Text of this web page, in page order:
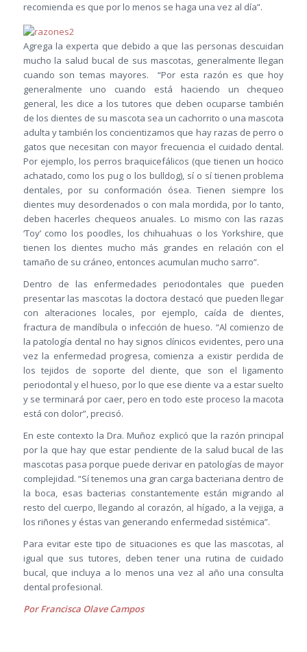
recomienda es que por lo menos se haga una vez al día”.
Agrega la experta que debido a que las personas descuidan
mucho la salud bucal de sus mascotas, generalmente llegan
cuando son temas mayores. “Por esta razón es que hoy
generalmente uno cuando está haciendo un chequeo
general, les dice a los tutores que deben ocuparse también
de los dientes de su mascota sea un cachorrito o una mascota
adulta y también los concientizamos que hay razas de perro o
gatos que necesitan con mayor frecuencia el cuidado dental.
Por ejemplo, los perros braquicefálicos (que tienen un hocico
achatado, como los pug o los bulldog), sí o sí tienen problema
dentales, por su conformación ósea. Tienen siempre los
dientes muy desordenados o con mala mordida, por lo tanto,
deben hacerles chequeos anuales. Lo mismo con las razas
‘Toy’ como los poodles, los chihuahuas o los Yorkshire, que
tienen los dientes mucho más grandes en relación con el
tamaño de su cráneo, entonces acumulan mucho sarro”.
Dentro de las enfermedades periodontales que pueden
presentar las mascotas la doctora destacó que pueden llegar
con alteraciones locales, por ejemplo, caída de dientes,
fractura de mandíbula o infección de hueso. “Al comienzo de
la patología dental no hay signos clínicos evidentes, pero una
vez la enfermedad progresa, comienza a existir perdida de
los tejidos de soporte del diente, que son el ligamento
periodontal y el hueso, por lo que ese diente va a estar suelto
y se terminará por caer, pero en todo este proceso la macota
está con dolor”, precisó.
En este contexto la Dra. Muñoz explicó que la razón principal
por la que hay que estar pendiente de la salud bucal de las
mascotas pasa porque puede derivar en patologías de mayor
complejidad. “Sí tenemos una gran carga bacteriana dentro de
la boca, esas bacterias constantemente están migrando al
resto del cuerpo, llegando al corazón, al hígado, a la vejiga, a
los riñones y éstas van generando enfermedad sistémica”.
Para evitar este tipo de situaciones es que las mascotas, al
igual que sus tutores, deben tener una rutina de cuidado
bucal, que incluya a lo menos una vez al año una consulta
dental profesional.
Por Francisca Olave Campos